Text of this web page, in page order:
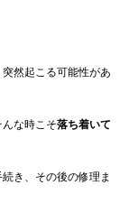
然起こる可能性があ
んな時こそ落ち着いて
き、その後の修理ま